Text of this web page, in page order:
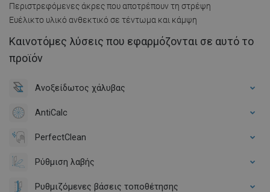
Περιστρεφόμενες άκρες που αποτρέπουν τη στρέψη
Ευέλικτο υλικό ανθεκτικό σε τέντωμα και κάμψη
Καινοτόμες λύσεις που εφαρμόζονται σε αυτό το
προϊόν
Ανοξείδωτος χάλυβας
AntiCalc
PerfectClean
Ρύθμιση λαβής
Ρυθμιζόμενες βάσεις τοποθέτησης